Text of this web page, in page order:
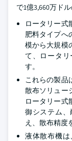
で1億3,660万ド
ロータリー式
肥料タイプへ
模から大規模
て、ロータ
す。
これらの製品
散布ソリュー
ロータリー式
御システム
え、散布精度
液体散布機